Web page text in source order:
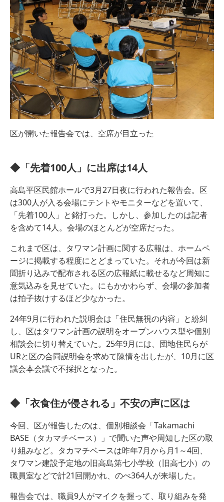
区が開いた報告会では、空席が目立った
◆「先着100人」に出席は14人
高島平区民館ホールで3月27日夜に行われた報告会。区
は300人が入る会場にテントやモニターなどを置いて、
「先着100人」と銘打った。しかし、参加したのは記者
を含めて14人。会場のほとんどが空席だった。
これまで区は、タワマン計画に関する広報は、ホームペ
ージに掲載する程度にとどまっていた。それが今回は新
聞折り込みで配布される区の広報紙に載せるなど周知に
意気込みを見せていた。にもかかわらず、会場の参加者
は拍子抜けするほど少なかった。
24年9月に行われた説明会は「住民無視の内容」と紛糾
し、区はタワマン計画の説明をオープンハウス型や個別
相談会に切り替えていた。25年9月には、団地住民らが
URと区の合同説明会を求めて陳情を出したが、10月に区
議会本会議で不採択となった。
◆「衣食住が侵される」不安の声に区は
今回、区が報告したのは、個別相談会「Takamachi
BASE（タカマチベース）」で聞いた声や周知した区の取
り組みなど。タカマチベースは昨年7月から月1～4回、
タワマン建設予定地の旧高島第七小学校（旧高七小）の
職員室などで計21回開かれ、のべ364人が来場した。
報告会では、職員9人がマイクを握って、取り組みを発